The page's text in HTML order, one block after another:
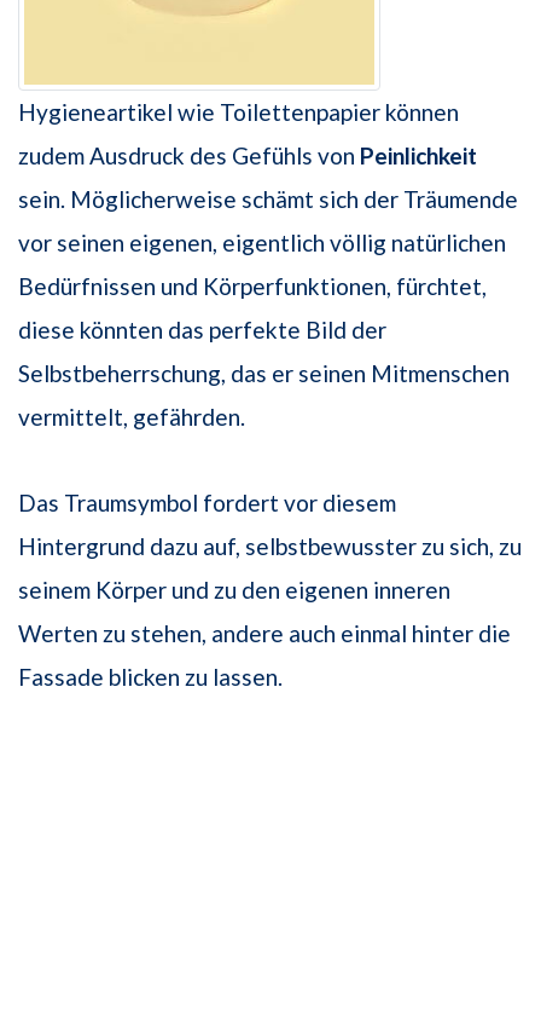
Hygieneartikel wie Toilettenpapier können
zudem Ausdruck des Gefühls von Peinlichkeit
sein. Möglicherweise schämt sich der Träumende
vor seinen eigenen, eigentlich völlig natürlichen
Bedürfnissen und Körperfunktionen, fürchtet,
diese könnten das perfekte Bild der
Selbstbeherrschung, das er seinen Mitmenschen
vermittelt, gefährden.
Das Traumsymbol fordert vor diesem
Hintergrund dazu auf, selbstbewusster zu sich, zu
seinem Körper und zu den eigenen inneren
Werten zu stehen, andere auch einmal hinter die
Fassade blicken zu lassen.